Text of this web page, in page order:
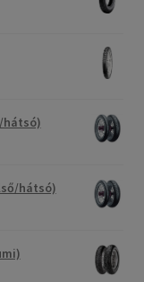
hátsó)
hátsó)